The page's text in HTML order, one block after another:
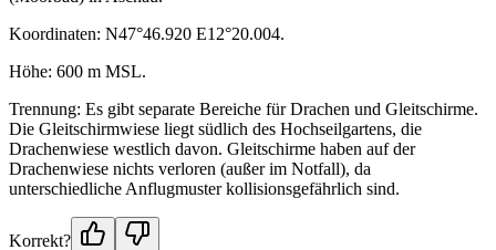
Koordinaten: N47°46.920 E12°20.004.
Höhe: 600 m MSL.
Trennung: Es gibt separate Bereiche für Drachen und Gleitschirme.
Die Gleitschirmwiese liegt südlich des Hochseilgartens, die
Drachenwiese westlich davon. Gleitschirme haben auf der
Drachenwiese nichts verloren (außer im Notfall), da
unterschiedliche Anflugmuster kollisionsgefährlich sind.
Korrekt?